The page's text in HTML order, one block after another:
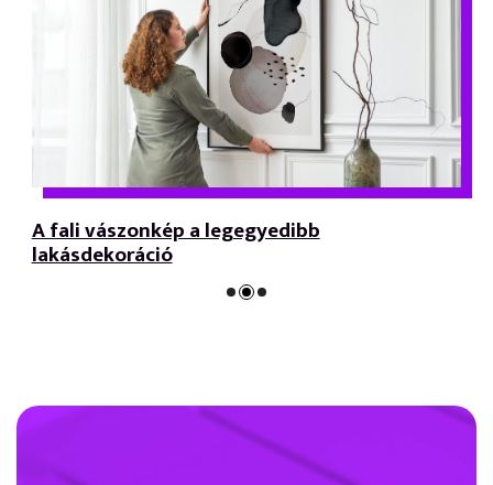
A fali vászonkép a legegyedibb
lakásdekoráció